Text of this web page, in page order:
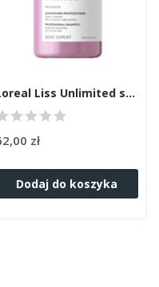
Loreal Liss Unlimited szampon 300ml
zł
Dodaj do koszyka